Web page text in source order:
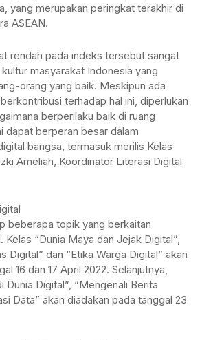
yang merupakan peringkat terakhir di
ASEAN.
rendah pada indeks tersebut sangat
masyarakat Indonesia yang
orang yang baik. Meskipun ada
terhadap hal ini, diperlukan
berperilaku baik di ruang
dapat berperan besar dalam
bangsa, termasuk merilis Kelas
Ameliah, Koordinator Literasi Digital
beberapa topik yang berkaitan
Kelas “Dunia Maya dan Jejak Digital”,
Digital” dan “Etika Warga Digital” akan
16 dan 17 April 2022. Selanjutnya,
Dunia Digital”, “Mengenali Berita
Data” akan diadakan pada tanggal 23